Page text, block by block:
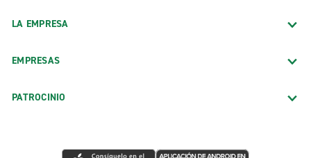
LA EMPRESA
EMPRESAS
PATROCINIO